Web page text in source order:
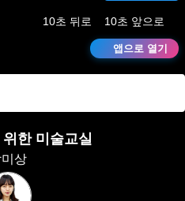
생
10초 뒤로 10초 앞으로
앱으로 열기
한 미술교실
상